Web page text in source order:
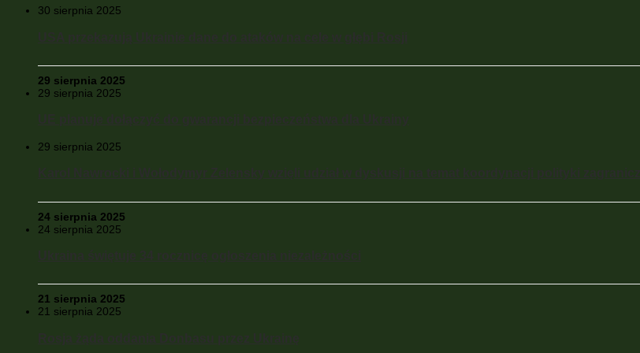
30 sierpnia 2025
29 sierpnia 2025
29 sierpnia 2025
29 sierpnia 2025
24 sierpnia 2025
24 sierpnia 2025
21 sierpnia 2025
21 sierpnia 2025